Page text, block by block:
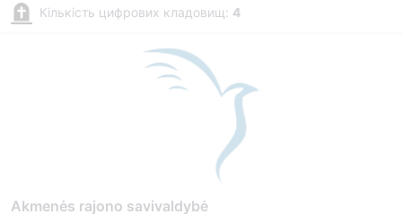
Кількість цифрових кладовищ: 4
Akmenės rajono savivaldybė